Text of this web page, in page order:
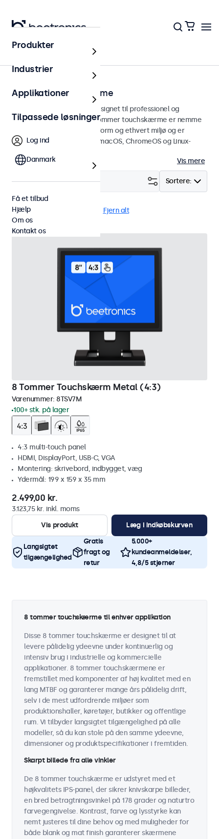
Touchskærme
8 tommer touchskærme
8 tommer touchskærme designet til professionel og
kontinuerlig brug. Disse 8-tommer touchskærme er nemme
at integrere i enhver brugsform og ethvert miljø og er
kompatible med Windows, macOS, ChromeOS og Linux-
Vis mere
Sortere:
Filter (1)
8 tommer touchskærme Fjern alt
8 Tommer Touchskærm Metal (4:3)
Varenummer: 8TSV7M
100+ stk. på lager
4:3 multi-touch panel
HDMI, DisplayPort, USB-C, VGA
Montering: skrivebord, indbygget, væg
Ydermål: 199 x 159 x 35 mm
2.499,00 kr.
3.123,75 kr. inkl. moms
Vis produkt
Læg i indkøbskurven
Langsigtet
tilgængelighed
Gratis
fragt og
retur
5.000+
kundeanmeldelser,
4,8/5 stjerner
8 tommer touchskærme til enhver applikation
Disse 8 tommer touchskærme er designet til at
levere pålidelig ydeevne under kontinuerlig og
intensiv brug i industrielle og kommercielle
applikationer. 8 tommer touchskærmene er
fremstillet med komponenter af høj kvalitet med en
lang MTBF og garanterer mange års pålidelig drift,
selv i de mest udfordrende miljøer som
produktionshaller, køretøjer, butikker og offentlige
rum. Vi tilbyder langsigtet tilgængelighed på alle
modeller, så du kan stole på den samme ydeevne,
dimensioner og produktspecifikationer i fremtiden.
Skarpt billede fra alle vinkler
De 8 tommer touchskærme er udstyret med et
højkvalitets IPS-panel, der sikrer knivskarpe billeder,
en bred betragtningsvinkel på 178 grader og naturtro
farvegengivelse. Kontrast, farve og lysstyrke kan
nemt justeres til dine behov og med muligheder for
både blank og mat finish garanterer skærmene
Produkter
Industrier
Applikationer
Tilpassede løsninger
Log ind
Danmark
Få et tilbud
Hjælp
Om os
Kontakt os